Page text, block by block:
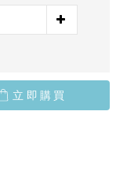
立即購買